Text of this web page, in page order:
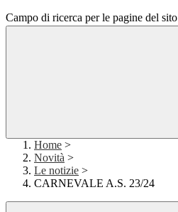
Campo di ricerca per le pagine del sito
Home >
Novità >
Le notizie >
CARNEVALE A.S. 23/24